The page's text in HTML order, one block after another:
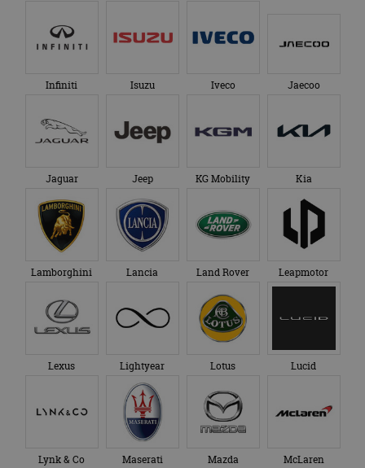
Infiniti Isuzu Iveco Jaecoo
Jaguar Jeep KG Mobility Kia
Lamborghini Lancia Land Rover Leapmotor
Lexus Lightyear Lotus Lucid
Lynk & Co Maserati Mazda McLaren